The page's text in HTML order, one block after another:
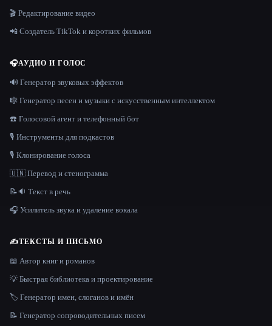
🎬 Редактирование видео
📲 Создатель TikTok и коротких фильмов
🎧АУДИО И ГОЛОС
🔊 Генератор звуковых эффектов
🎼 Генератор песен и музыки с искусственным интеллектом
☎️ Голосовой агент и телефонный бот
🎙️ Инструменты для подкастов
🎙️ Клонирование голоса
🇺🇳 Перевод и стенограмма
📝🔉 Текст в речь
🎧 Усилитель звука и удаление вокала
✍️ТЕКСТЫ И ПИСЬМО
📖 Автор книг и романов
💡 Быстрая библиотека и проектирование
🏷️ Генератор имен, слоганов и имён
📝 Генератор сопроводительных писем